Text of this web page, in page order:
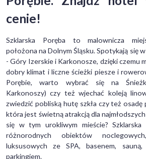
cenie!
Szklarska Poręba to malownicza
położona na Dolnym Śląsku. Spotykają się
- Góry Izerskie i Karkonosze, dzięki czemu
dobry klimat i liczne ścieżki piesze i
Porębie, warto wybrać się na
Karkonoszy) czy też wjechać koleją
zwiedzić pobliską hutę szkła czy też osadę
która jest świetną atrakcją dla
się w tym urokliwym mieście?
różnorodnych obiektów
luksusowych ze SPA, basenem,
parkingiem.